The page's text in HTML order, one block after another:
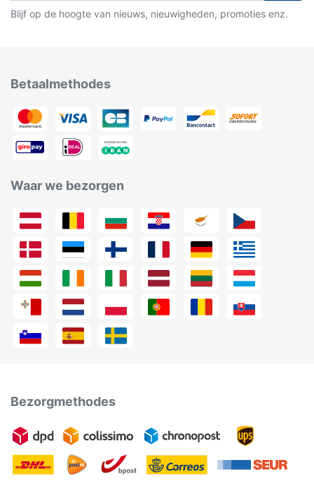
Blijf op de hoogte van nieuws, nieuwigheden, promoties enz.
Betaalmethodes
Waar we bezorgen
Bezorgmethodes